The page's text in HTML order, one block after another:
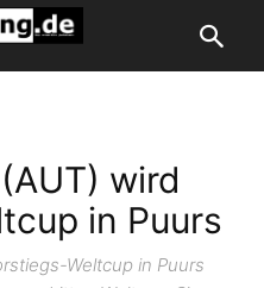
wird
in Puurs
Weltcup in Puurs